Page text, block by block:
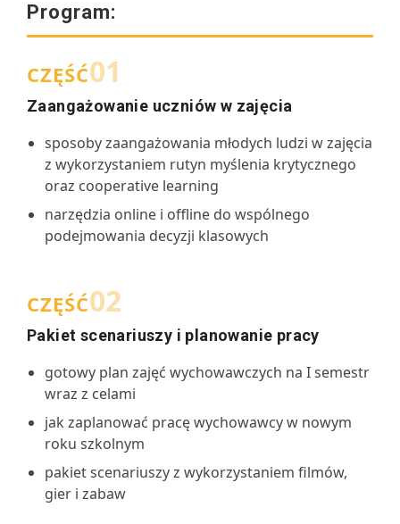
Program:
CZĘŚĆ01
Zaangażowanie uczniów w zajęcia
sposoby zaangażowania młodych ludzi w zajęcia
z wykorzystaniem rutyn myślenia krytycznego
oraz cooperative learning
narzędzia online i offline do wspólnego
podejmowania decyzji klasowych
CZĘŚĆ02
Pakiet scenariuszy i planowanie pracy
gotowy plan zajęć wychowawczych na I semestr
wraz z celami
jak zaplanować pracę wychowawcy w nowym
roku szkolnym
pakiet scenariuszy z wykorzystaniem filmów,
gier i zabaw